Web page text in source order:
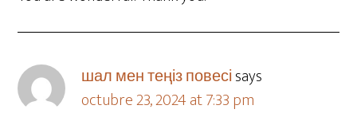
шал мен теңіз повесіsays
octubre 23, 2024 at 7:33 pm